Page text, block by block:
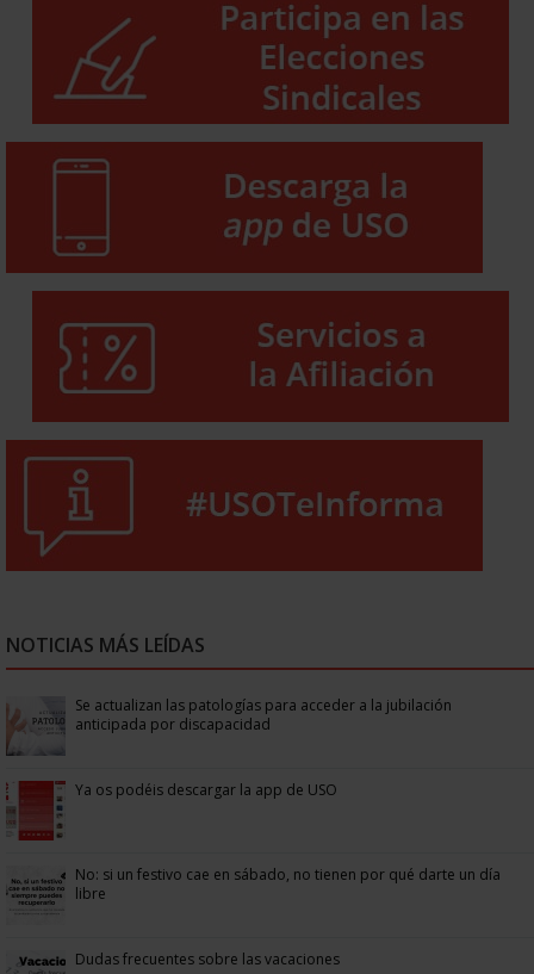
NOTICIAS MÁS LEÍDAS
Se actualizan las patologías para acceder a la jubilación
anticipada por discapacidad
Ya os podéis descargar la app de USO
No: si un festivo cae en sábado, no tienen por qué darte un día
libre
Dudas frecuentes sobre las vacaciones